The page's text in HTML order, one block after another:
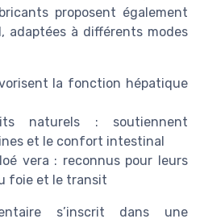
proposent également
adaptées à différents modes
la fonction hépatique
naturels : soutiennent
et le confort intestinal
vera : reconnus pour leurs
foie et le transit
s’inscrit dans une